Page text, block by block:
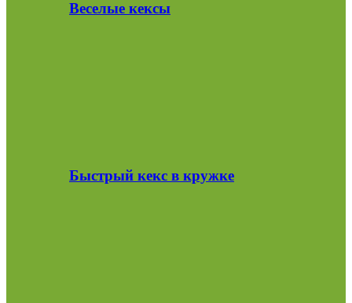
Веселые кексы
Быстрый кекс в кружке